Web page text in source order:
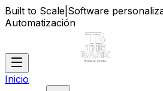
Built to Scale Software
Automatización
Inicio